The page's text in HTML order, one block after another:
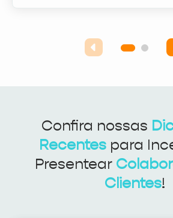
Confira nossas
Recentes para
Presentear
Clientes!